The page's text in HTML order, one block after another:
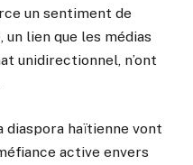
un sentiment de
un lien que les médias
unidirectionnel, n’ont
diaspora haïtienne vont
active envers